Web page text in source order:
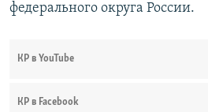
федерального округа России.
КР в YouTube
КР в Facebook